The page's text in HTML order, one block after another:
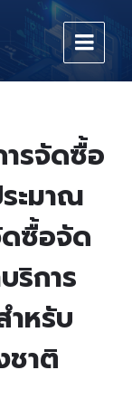
รจัดซื้อ
ะมาณ
ซื้อจัด
ริการ
ำหรับ
ชาติ